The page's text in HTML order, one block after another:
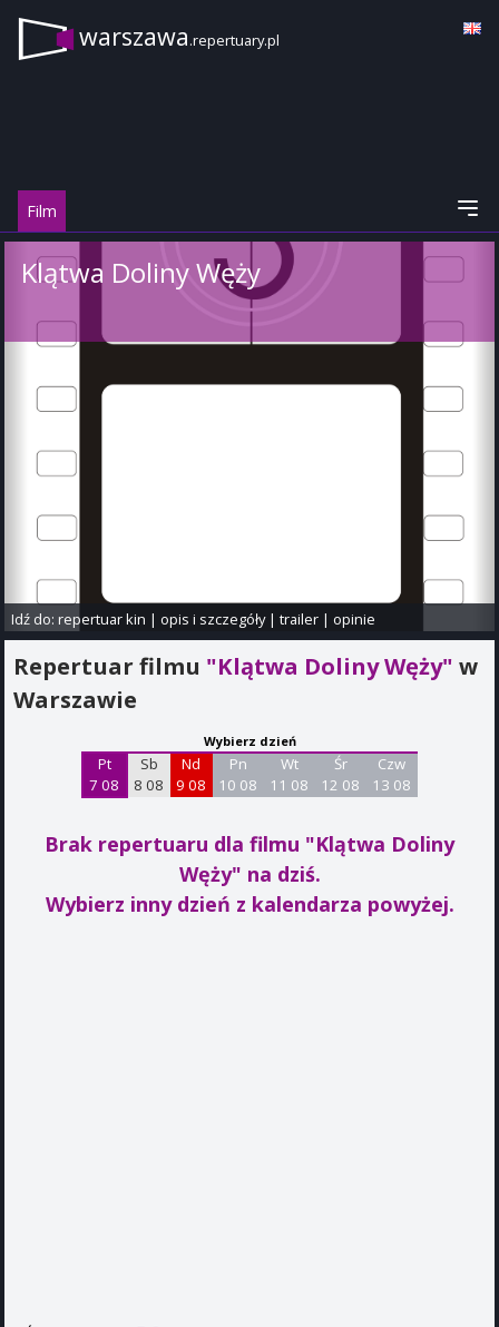
warszawa.repertuary.pl
Film
Klątwa Doliny Węży
Idź do:repertuar kin |opis i szczegóły|trailer |opinie
Repertuar filmu "Klątwa Doliny Węży" w
Warszawie
Wybierz dzień
Pt
7 08
Sb
8 08
Nd
9 08
Pn
10 08
Wt
11 08
Śr
12 08
Czw
13 08
Brak repertuaru dla filmu "Klątwa Doliny
Węży" na dziś.
Wybierz inny dzień z kalendarza powyżej.